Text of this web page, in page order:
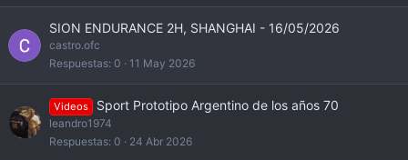
SION ENDURANCE 2H, SHANGHAI - 16/05/2026
castro.ofc
Respuestas 0 11 May 2026
Videos Sport Prototipo Argentino de los años 70
leandro1974
Respuestas 0 24 Abr 2026